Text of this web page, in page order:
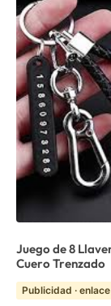
Juego de 8
Cuero Trenzado
Publicidad ·